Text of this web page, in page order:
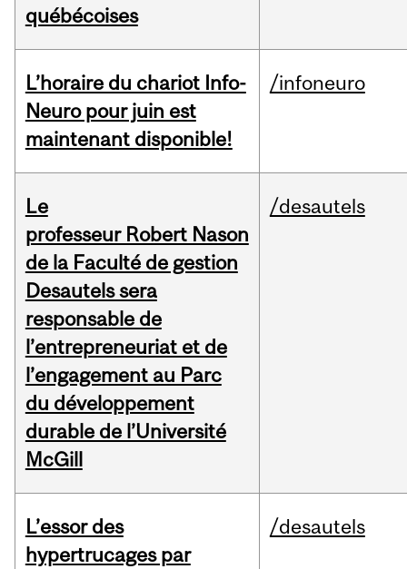
québécoises
L’horaire du chariot Info-
Neuro pour juin est
maintenant disponible!
/infoneuro
Le
professeur Robert Nason
de la Faculté de gestion
Desautels sera
responsable de
l’entrepreneuriat et de
l’engagement au Parc
du développement
durable de l’Université
McGill
/desautels
L’essor des
hypertrucages par
/desautels